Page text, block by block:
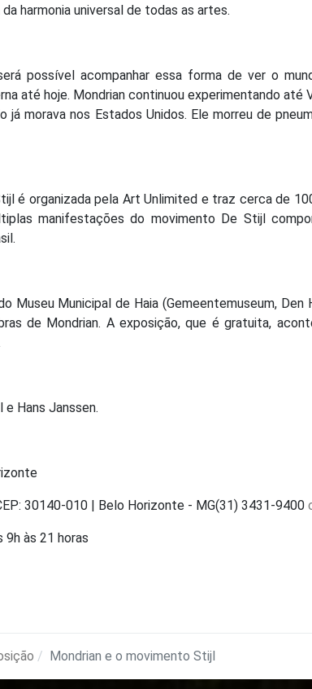
harmonia universal de todas as artes.
possível acompanhar essa forma de ver o
até hoje. Mondrian continuou experimentando até
já morava nos Estados Unidos. Ele morreu de
é organizada pela Art Unlimited e traz cerca de
manifestações do movimento De Stijl
Municipal de Haia (Gemeentemuseum, Den
de Mondrian. A exposição, que é gratuita,
Hans Janssen.
30140-010 | Belo Horizonte - MG(31) 3431-9400
9h às 21 horas
Mondrian e o movimento Stijl